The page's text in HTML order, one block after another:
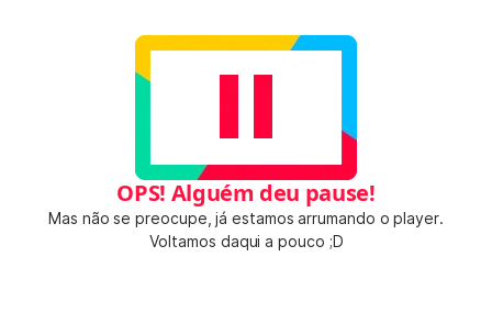
OPS! Alguém deu pause!
Mas não se preocupe, já estamos arrumando o player.
Voltamos daqui a pouco ;D